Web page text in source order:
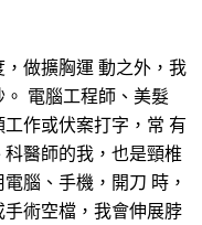
做擴胸運 動之外，我
電腦工程師、美髮
作或伏案打字，常 有
醫師的我，也是頸椎
腦、手機，開刀 時，
術空檔，我會伸展脖